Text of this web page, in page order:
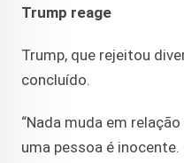
Trump reage
Trump, que rejeitou
concluído.
“Nada muda em
uma pessoa é